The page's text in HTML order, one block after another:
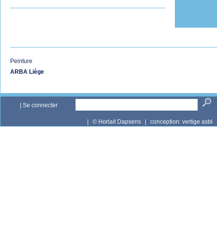
Peinture
ARBA Liège
Se connecter
© Horlait Dapsens conception: vertige asbl